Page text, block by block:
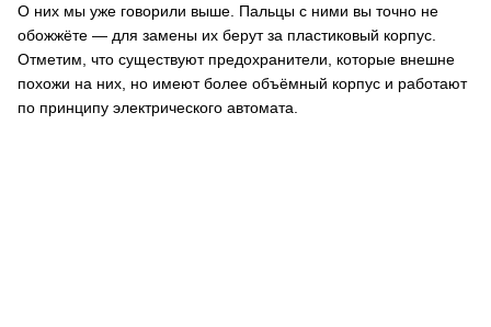
О них мы уже говорили выше. Пальцы с ними вы точно не
обожжёте — для замены их берут за пластиковый корпус.
Отметим, что существуют предохранители, которые внешне
похожи на них, но имеют более объёмный корпус и работают
по принципу электрического автомата.